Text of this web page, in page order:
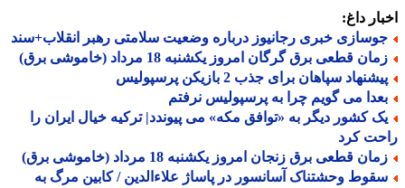
داغ:
خبری رجانیوز درباره وضعیت سلامتی رهبر انقلاب+سند
قطعی برق گرگان امروز یکشنبه 18 مرداد (خاموشی برق)
سپاهان برای جذب 2 بازیکن پرسپولیس
می گویم چرا به پرسپولیس نرفتم
کشور دیگر به «توافق مکه» می پیوندد| ترکیه خیال ایران را
کرد
قطعی برق زنجان امروز یکشنبه 18 مرداد (خاموشی برق)
وحشتناک آسانسور در پاساژ علاءالدین / کابین مرگ به